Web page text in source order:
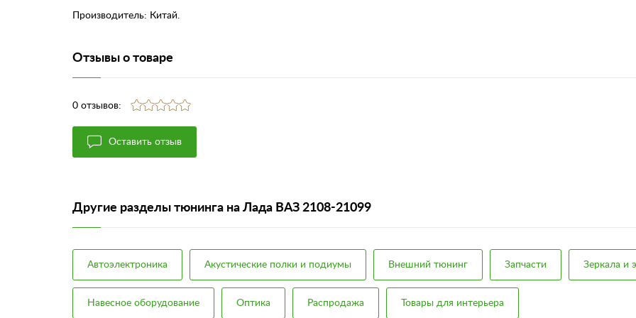
Производитель: Китай.
Отзывы о товаре
0 отзывов:
Оставить отзыв
Другие разделы тюнинга на Лада ВАЗ 2108-21099
Автоэлектроника Акустические полки и подиумы Внешний тюнинг Запчасти Зеркала и
Навесное оборудование Оптика Распродажа Товары для интерьера